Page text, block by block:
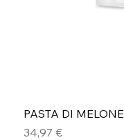
PASTA DI MELONE
Prezzo
34,97 €